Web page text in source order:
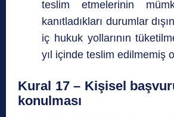
teslim etmelerinin
kanıtladıkları durumlar
iç hukuk yollarının
yıl içinde teslim edilmemiş
Kural 17 – Kişisel
konulması